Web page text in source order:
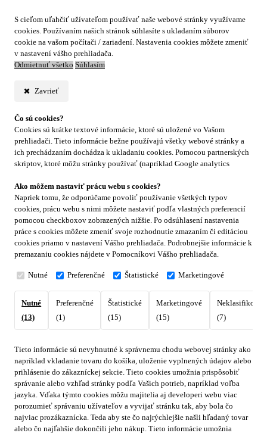
S cieľom uľahčiť užívateľom používať naše webové stránky využívame
cookies. Používaním našich stránok súhlasíte s ukladaním súborov
cookie na vašom počítači / zariadení. Nastavenia cookies môžete zmeniť
v nastavení vášho prehliadača.
Odmietnuť všetko Súhlasím
Zavrieť
Čo sú cookies?
Cookies sú krátke textové informácie, ktoré sú uložené vo Vašom
prehliadači. Tieto informácie bežne používajú všetky webové stránky a
ich prechádzaním dochádza k ukladaniu cookies. Pomocou partnerských
skriptov, ktoré môžu stránky používať (napríklad Google analytics
Ako môžem nastaviť prácu webu s cookies?
Napriek tomu, že odporúčame povoliť používanie všetkých typov
cookies, prácu webu s nimi môžete nastaviť podľa vlastných preferencií
pomocou checkboxov zobrazených nižšie. Po odsúhlasení nastavenia
práce s cookies môžete zmeniť svoje rozhodnutie zmazaním či editáciou
cookies priamo v nastavení Vášho prehliadača. Podrobnejšie informácie k
premazaniu cookies nájdete v Pomocníkovi Vášho prehliadača.
Nutné Preferenčné Štatistické Marketingové
Nutné
(13)
Preferenčné
(1)
Štatistické
(15)
Marketingové
(15)
(7)
Tieto informácie sú nevyhnutné k správnemu chodu webovej stránky ako
napríklad vkladanie tovaru do košíka, uloženie vyplnených údajov alebo
prihlásenie do zákazníckej sekcie. Tieto cookies umožnia prispôsobiť
správanie alebo vzhľad stránky podľa Vašich potrieb, napríklad voľba
jazyka. Vďaka týmto cookies môžu majitelia aj developeri webu viac
porozumieť správaniu užívateľov a vyvijať stránku tak, aby bola čo
najviac prozákaznícka. Teda aby ste čo najrýchlejšie našli hľadaný tovar
alebo čo najľahšie dokončili jeho nákup. Tieto informácie umožnia